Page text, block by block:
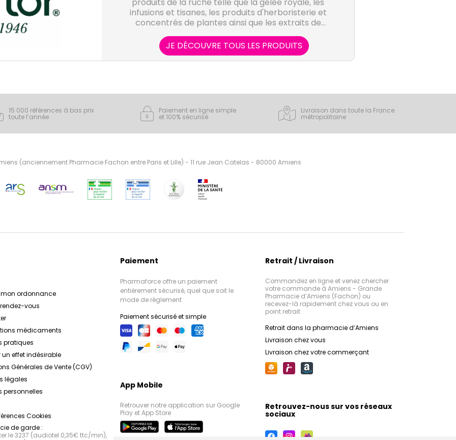
infusions et tisanes, les produits d'herboristerie et
concentrés de plantes ainsi que les extraits de
phytothérapie, elle utilise les propriétés des
bourgeons et jeunes pousses d’arbres et
d’arbustes. Les bourgeons, à l’origine de la
principes actifs remarquables.
JE DÉCOUVRE TOUS LES PRODUITS
15 000 références à bas prix
toute l’année
Paiement en ligne simple
et 100% sécurisé
Livraison dans toute la France
métropolitaine
(anciennement Pharmacie Fachon entre Paris et Lille) - 11 rue Jean Catelas - 80000 Amiens
mon ordonnance
vous
médicaments
pratiques
un effet indésirable
Générales de Vente (CGV)
légales
personnelles
Cookies
de garde :
le 3237 (audiotel 0,35€ ttc/min),
Paiement
Pharmaforce offre un paiement
entièrement sécurisé, quel que soit le
mode de règlement
Paiement sécurisé et simple
App Mobile
Retrouver notre application sur Google
Play et App Store
Retrait / Livraison
Commandez en ligne et venez chercher
votre commande à Amiens - Grande
Pharmacie d’Amiens (Fachon) ou
recevez-là rapidement chez vous ou en
point retrait
Retrait dans la pharmacie d’Amiens
Livraison chez vous
Livraison chez votre commerçant
Retrouvez-nous sur vos réseaux
sociaux